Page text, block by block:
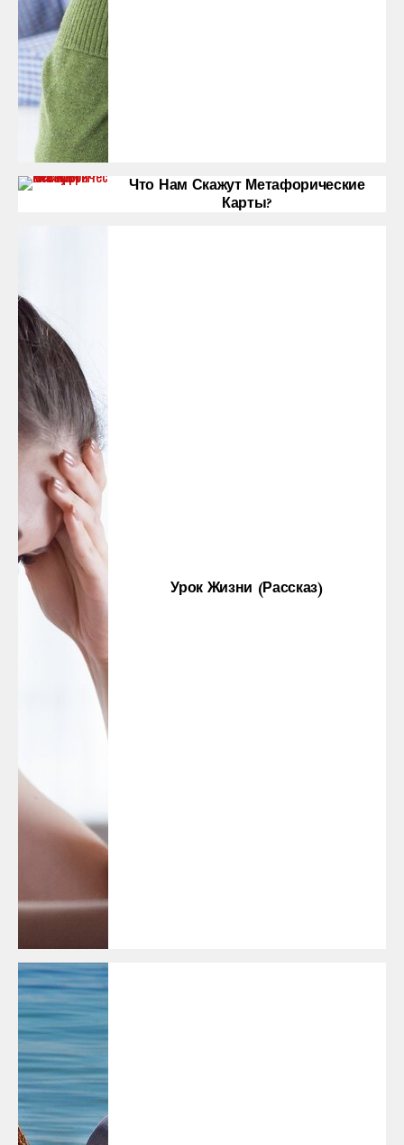
Что Нам Скажут Метафорические
Карты?
Урок Жизни (рассказ)